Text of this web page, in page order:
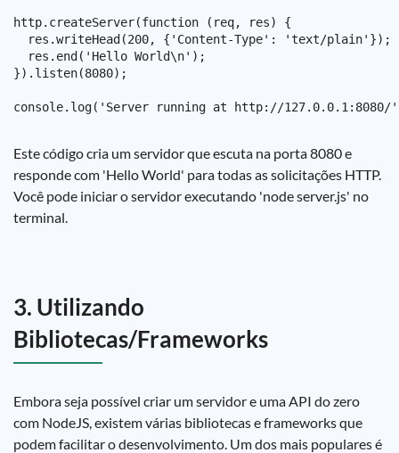
http.createServer(function (req, res) {
  res.writeHead(200, {'Content-Type': 'text/plain'});
  res.end('Hello World\n');
}).listen(8080);
Este código cria um servidor que escuta na porta 8080 e
responde com 'Hello World' para todas as solicitações HTTP.
Você pode iniciar o servidor executando 'node server.js' no
terminal.
3. Utilizando
Bibliotecas/Frameworks
Embora seja possível criar um servidor e uma API do zero
com NodeJS, existem várias bibliotecas e frameworks que
podem facilitar o desenvolvimento. Um dos mais populares é